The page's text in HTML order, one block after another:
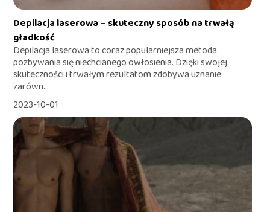
Depilacja laserowa – skuteczny sposób na trwałą
gładkość
Depilacja laserowa to coraz popularniejsza metoda
pozbywania się niechcianego owłosienia. Dzięki swojej
skuteczności i trwałym rezultatom zdobywa uznanie
zarówn...
2023-10-01